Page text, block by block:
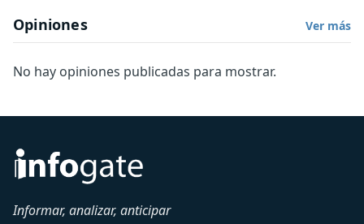
Opiniones Ver más
No hay opiniones publicadas para mostrar.
Informar, analizar, anticipar